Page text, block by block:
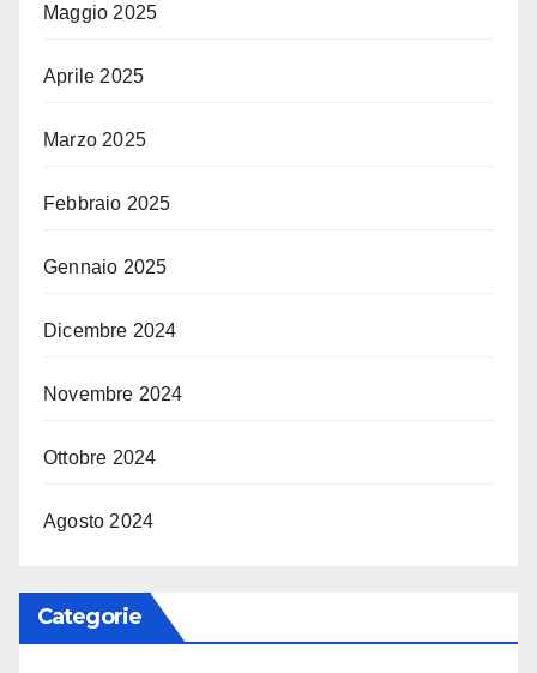
Maggio 2025
Aprile 2025
Marzo 2025
Febbraio 2025
Gennaio 2025
Dicembre 2024
Novembre 2024
Ottobre 2024
Agosto 2024
Categorie